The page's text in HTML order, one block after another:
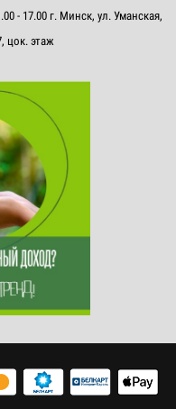
- 17.00 г. Минск, ул. Уманская,
цок. этаж